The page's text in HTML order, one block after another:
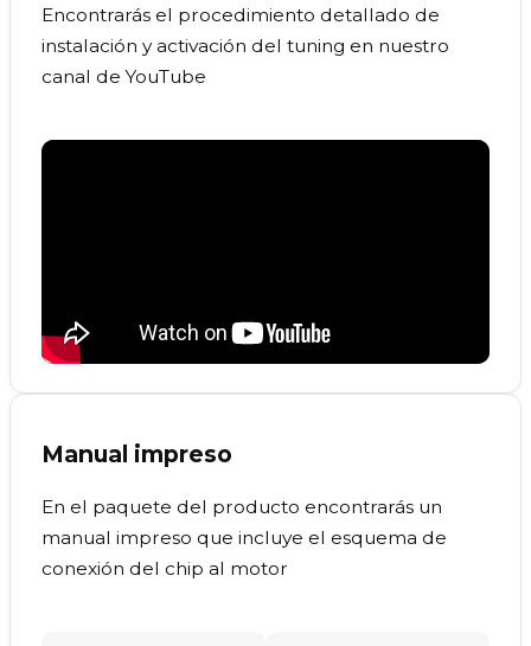
Encontrarás el procedimiento detallado de
instalación y activación del tuning en nuestro
canal de YouTube
Manual impreso
En el paquete del producto encontrarás un
manual impreso que incluye el esquema de
conexión del chip al motor